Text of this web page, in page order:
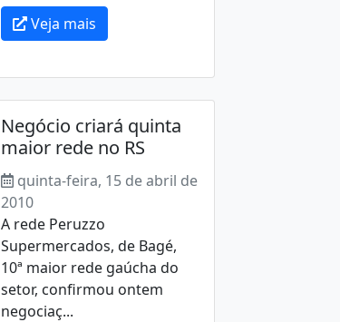
Veja mais
Negócio criará quinta
maior rede no RS
quinta-feira, 15 de abril de
2010
A rede Peruzzo
Supermercados, de Bagé,
10ª maior rede gaúcha do
setor, confirmou ontem
negociaç...